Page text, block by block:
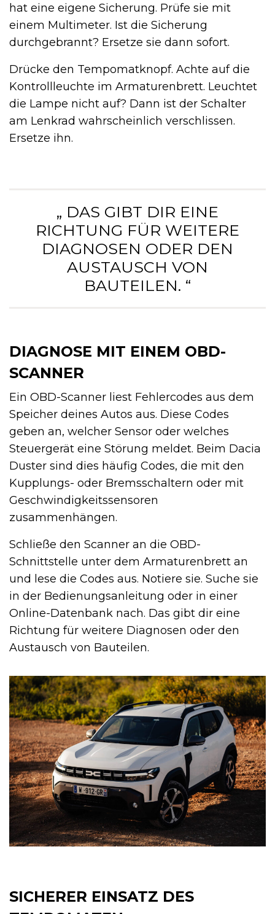
hat eine eigene Sicherung. Prüfe sie mit
einem Multimeter. Ist die Sicherung
durchgebrannt? Ersetze sie dann sofort.
Drücke den Tempomatknopf. Achte auf die
Kontrollleuchte im Armaturenbrett. Leuchtet
die Lampe nicht auf? Dann ist der Schalter
am Lenkrad wahrscheinlich verschlissen.
Ersetze ihn.
„ DAS GIBT DIR EINE
RICHTUNG FÜR WEITERE
DIAGNOSEN ODER DEN
AUSTAUSCH VON
BAUTEILEN. “
DIAGNOSE MIT EINEM OBD-
SCANNER
Ein OBD-Scanner liest Fehlercodes aus dem
Speicher deines Autos aus. Diese Codes
geben an, welcher Sensor oder welches
Steuergerät eine Störung meldet. Beim Dacia
Duster sind dies häufig Codes, die mit den
Kupplungs- oder Bremsschaltern oder mit
Geschwindigkeitssensoren
zusammenhängen.
Schließe den Scanner an die OBD-
Schnittstelle unter dem Armaturenbrett an
und lese die Codes aus. Notiere sie. Suche sie
in der Bedienungsanleitung oder in einer
Online-Datenbank nach. Das gibt dir eine
Richtung für weitere Diagnosen oder den
Austausch von Bauteilen.
SICHERER EINSATZ DES